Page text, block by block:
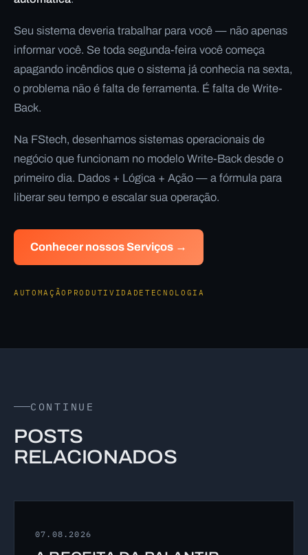
Seu sistema deveria trabalhar para você — não apenas
informar você. Se toda segunda-feira você começa
apagando incêndios que o sistema já conhecia na sexta,
o problema não é falta de ferramenta. É falta de Write-
Back.
Na FStech, desenhamos sistemas operacionais de
negócio que funcionam no modelo Write-Back desde o
primeiro dia. Dados + Lógica + Ação — a fórmula para
liberar seu tempo e escalar sua operação.
Conhecer nossos Serviços →
AUTOMAÇÃO PRODUTIVIDADE TECNOLOGIA
CONTINUE
POSTS
RELACIONADOS
07.08.2026